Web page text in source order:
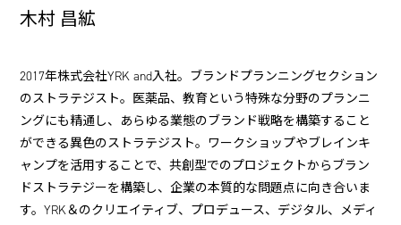
木村 昌絋
2017年株式会社YRK and入社。ブランドプランニングセクション
のストラテジスト。医薬品、教育という特殊な分野のプランニ
ングにも精通し、あらゆる業態のブランド戦略を構築すること
ができる異色のストラテジスト。ワークショップやブレインキ
ャンプを活用することで、共創型でのプロジェクトからブラン
ドストラテジーを構築し、企業の本質的な問題点に向き合いま
す。YRK＆のクリエイティブ、プロデュース、デジタル、メディ